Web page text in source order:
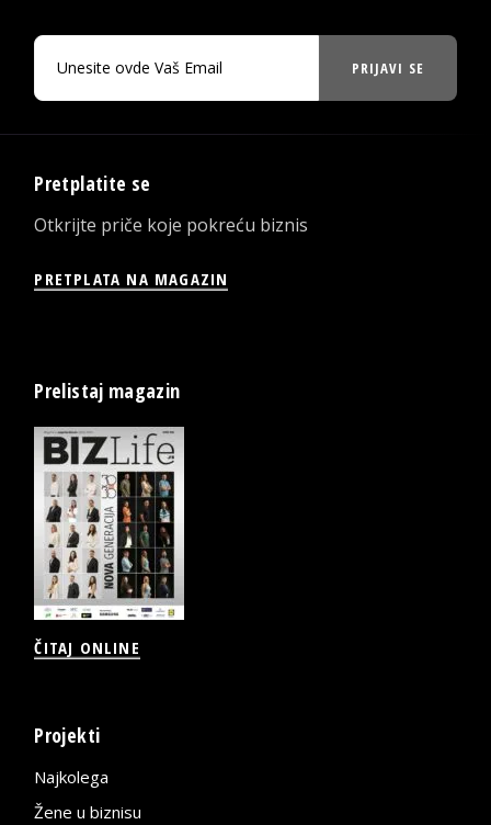
PRIJAVI SE
Pretplatite se
Otkrijte priče koje pokreću biznis
PRETPLATA NA MAGAZIN
Prelistaj magazin
ČITAJ ONLINE
Projekti
Najkolega
Žene u biznisu